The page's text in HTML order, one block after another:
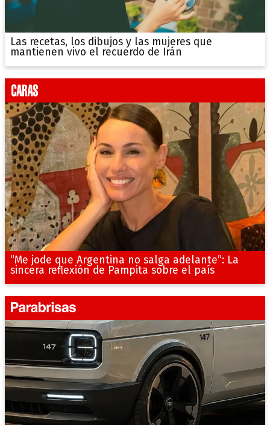
Las recetas, los dibujos y las mujeres que
mantienen vivo el recuerdo de Irán
“Me jode que Argentina no salga adelante”: La
sincera reflexión de Pampita sobre el país